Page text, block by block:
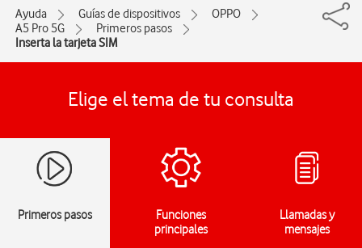
Ayuda Guías de dispositivos
OPPO
A5 Pro 5G
Primeros pasos
Inserta la tarjeta SIM
Elige el tema de tu consulta
Primeros pasos
Funciones
principales
Llamadas y
mensajes